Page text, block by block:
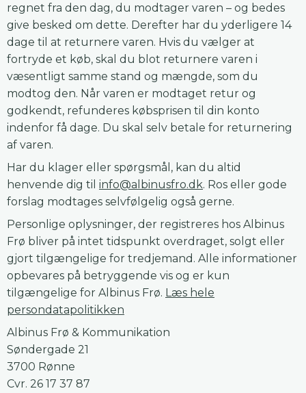
regnet fra den dag, du modtager varen – og bedes
give besked om dette. Derefter har du yderligere 14
dage til at returnere varen. Hvis du vælger at
fortryde et køb, skal du blot returnere varen i
væsentligt samme stand og mængde, som du
modtog den. Når varen er modtaget retur og
godkendt, refunderes købsprisen til din konto
indenfor få dage. Du skal selv betale for returnering
af varen.
Har du klager eller spørgsmål, kan du altid
henvende dig til info@albinusfro.dk. Ros eller gode
forslag modtages selvfølgelig også gerne.
Personlige oplysninger, der registreres hos Albinus
Frø bliver på intet tidspunkt overdraget, solgt eller
gjort tilgængelige for tredjemand. Alle informationer
opbevares på betryggende vis og er kun
tilgængelige for Albinus Frø. Læs hele
persondatapolitikken
Albinus Frø & Kommunikation
Søndergade 21
3700 Rønne
Cvr. 26 17 37 87